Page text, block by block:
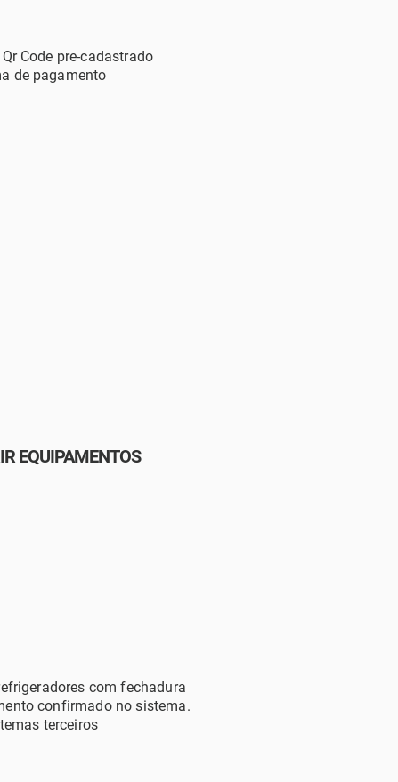
Code pre-cadastrado
de pagamento
EQUIPAMENTOS
com fechadura
confirmado no sistema.
terceiros